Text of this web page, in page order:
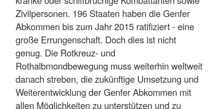
Zivilpersonen. 196 Staaten haben die Genfer
Abkommen bis zum Jahr 2015 ratifiziert - eine
große Errungenschaft. Doch dies ist nicht
genug. Die Rotkreuz- und
Rothalbmondbewegung muss weiterhin weltweit
danach streben, die zukünftige Umsetzung und
Weiterentwicklung der Genfer Abkommen mit
allen Möglichkeiten zu unterstützen und zu